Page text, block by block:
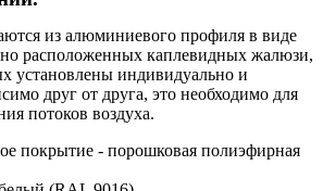
из алюминиевого профиля в виде
расположенных каплевидных жалюзи,
установлены индивидуально и
друг от друга, это необходимо для
потоков воздуха.
покрытие - порошковая полиэфирная